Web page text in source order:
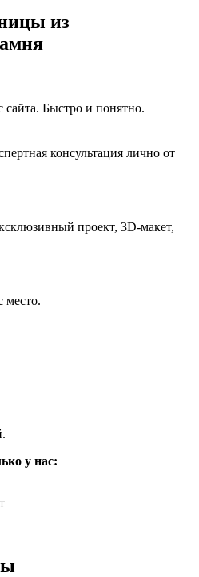
из
сайта. Быстро и понятно.
консультация лично от
проект, 3D-макет,
место.
у нас: